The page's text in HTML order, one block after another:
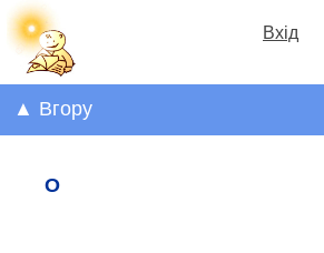
Вхід
▲ Вгору
О